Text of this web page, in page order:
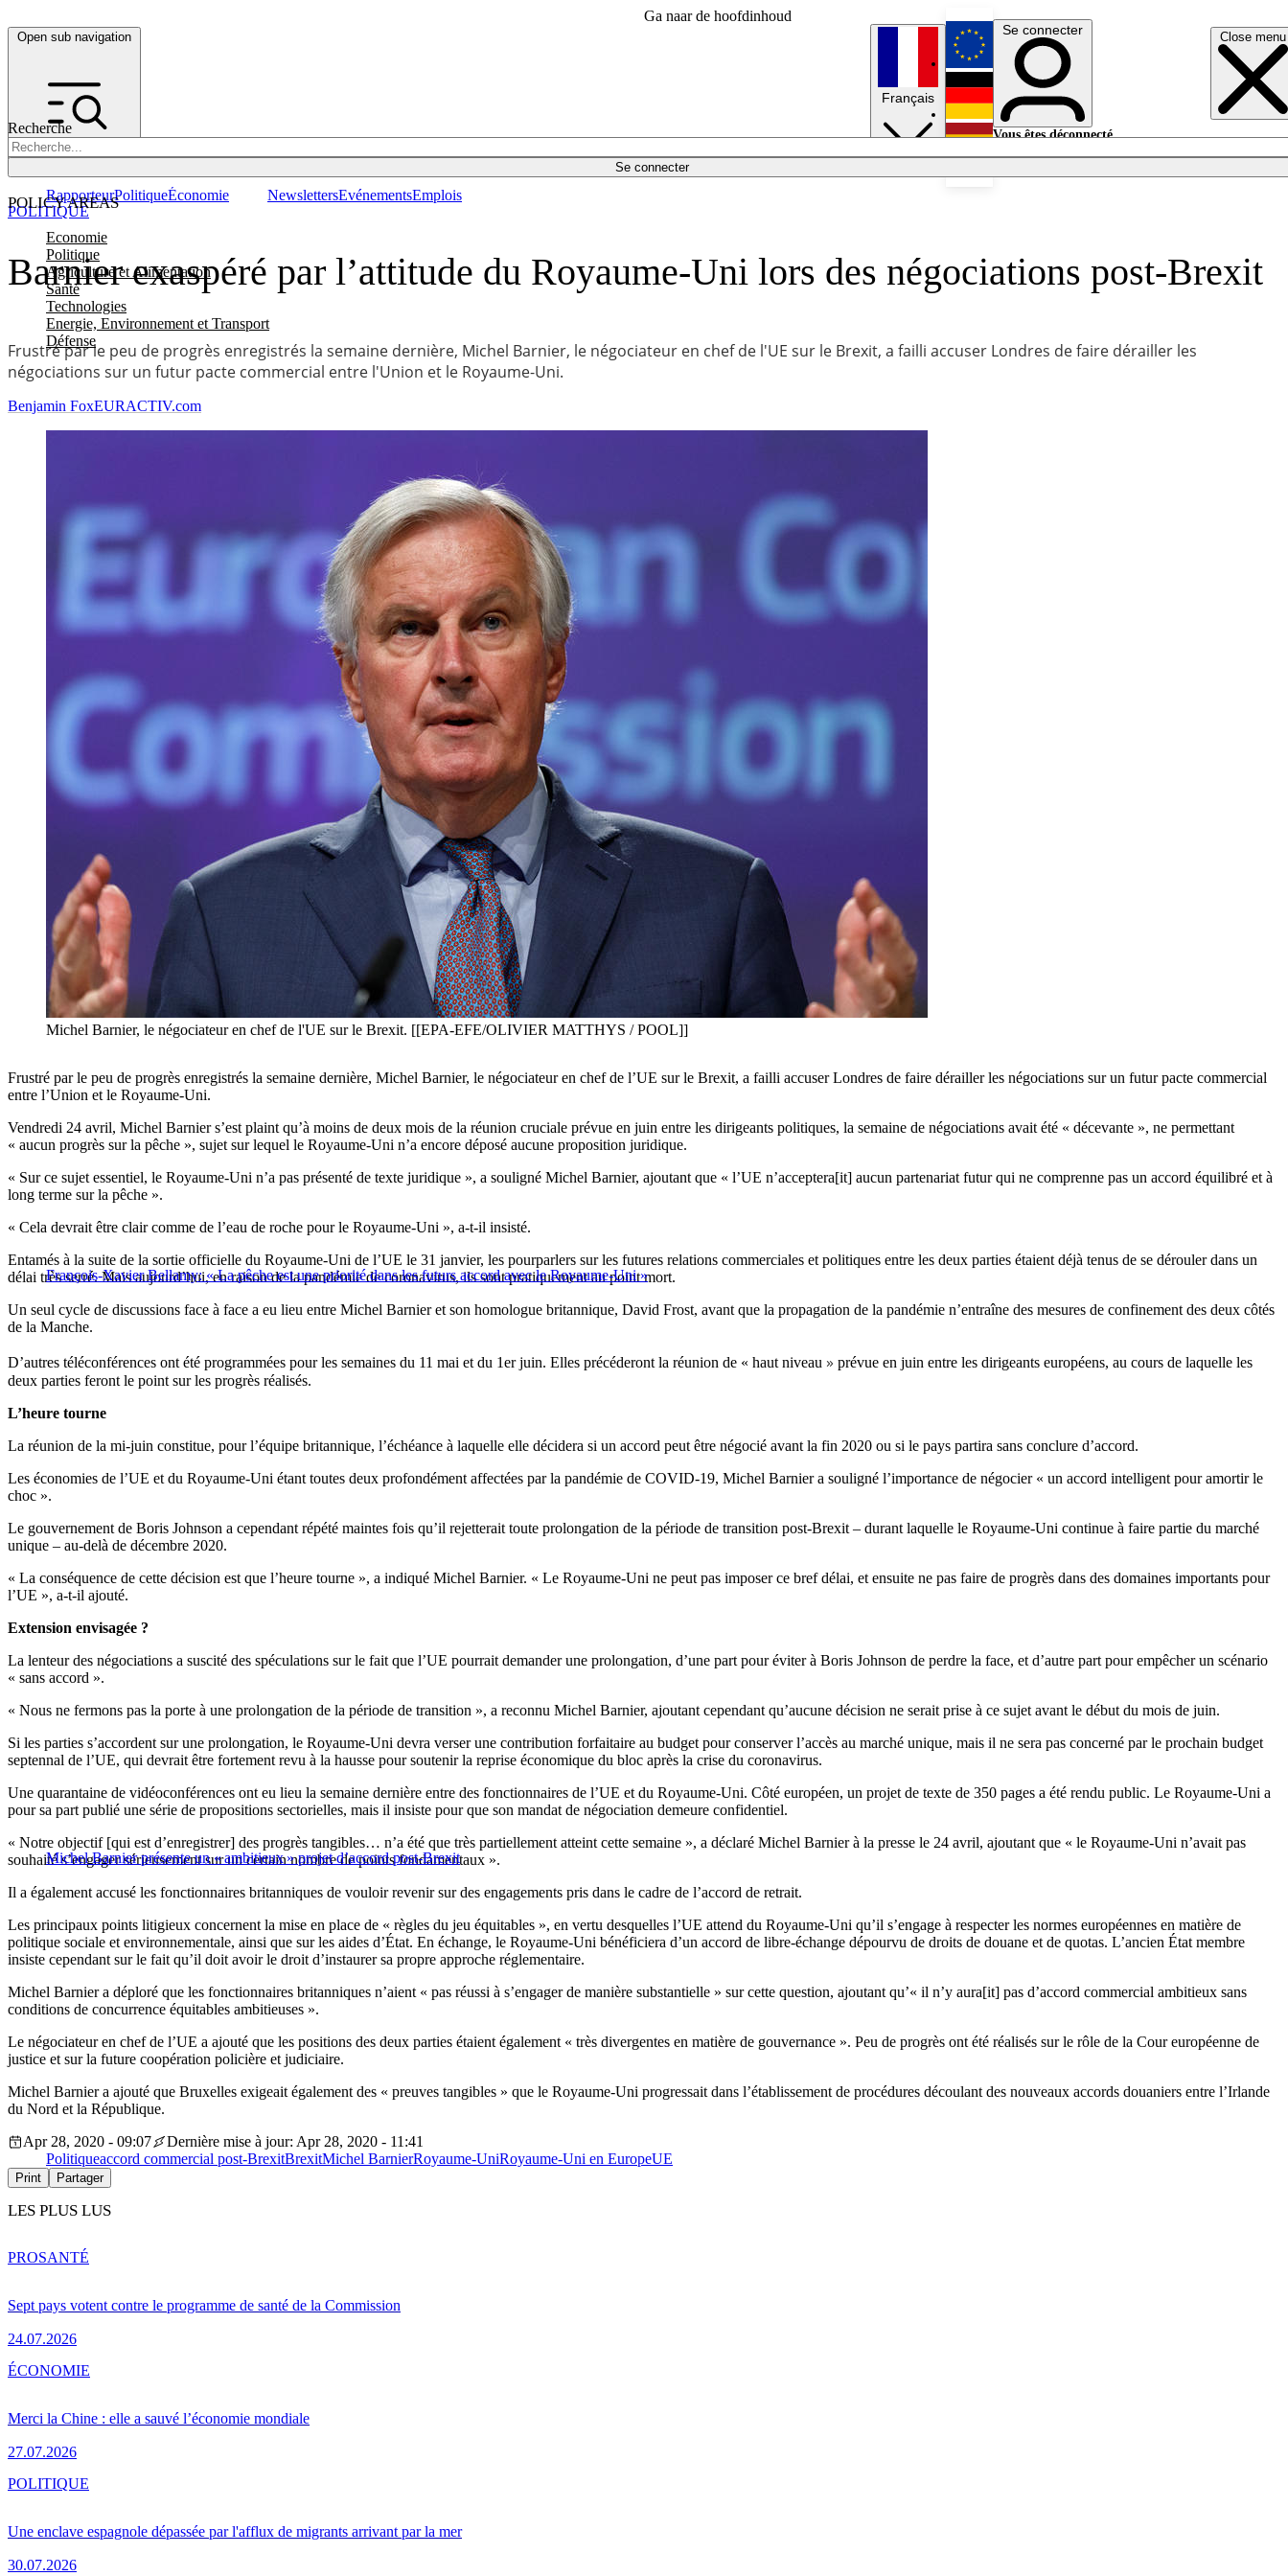
Ga naar de hoofdinhoud
Open sub navigation Close menu
Recherche
Se connecter
POLICY AREAS
Economie
Politique
Agriculture et Alimentation
Santé
Technologies
Energie, Environnement et Transport
Défense
RapporteurPolitiqueÉconomie NewslettersEvénementsEmplois
Français
English
Deutsch
Se connecter
Vous êtes déconnecté.
Barnier exaspéré par l’attitude du Royaume-Uni lors des négociations post-Brexit
Frustré par le peu de progrès enregistrés la semaine dernière, Michel Barnier, le négociateur en chef de l'UE sur le Brexit, a failli accuser Londres de faire dérailler les
négociations sur un futur pacte commercial entre l'Union et le Royaume-Uni.
POLITIQUE
Benjamin FoxEURACTIV.com
Michel Barnier, le négociateur en chef de l'UE sur le Brexit. [[EPA-EFE/OLIVIER MATTHYS / POOL]]
Frustré par le peu de progrès enregistrés la semaine dernière, Michel Barnier, le négociateur en chef de l’UE sur le Brexit, a failli accuser Londres de faire dérailler les négociations sur un futur pacte commercial
entre l’Union et le Royaume-Uni.
Vendredi 24 avril, Michel Barnier s’est plaint qu’à moins de deux mois de la réunion cruciale prévue en juin entre les dirigeants politiques, la semaine de négociations avait été « décevante », ne permettant
« aucun progrès sur la pêche », sujet sur lequel le Royaume-Uni n’a encore déposé aucune proposition juridique.
« Sur ce sujet essentiel, le Royaume-Uni n’a pas présenté de texte juridique », a souligné Michel Barnier, ajoutant que « l’UE n’acceptera[it] aucun partenariat futur qui ne comprenne pas un accord équilibré et à
long terme sur la pêche ».
« Cela devrait être clair comme de l’eau de roche pour le Royaume-Uni », a-t-il insisté.
François-Xavier Bellamy: « La pêche est une priorité dans les futurs accord avec le Royaume-Uni »
Entamés à la suite de la sortie officielle du Royaume-Uni de l’UE le 31 janvier, les pourparlers sur les futures relations commerciales et politiques entre les deux parties étaient déjà tenus de se dérouler dans un
délai très serré. Mais aujourd’hui, en raison de la pandémie de coronavirus, ils sont pratiquement au point mort.
Un seul cycle de discussions face à face a eu lieu entre Michel Barnier et son homologue britannique, David Frost, avant que la propagation de la pandémie n’entraîne des mesures de confinement des deux côtés
de la Manche.
D’autres téléconférences ont été programmées pour les semaines du 11 mai et du 1er juin. Elles précéderont la réunion de « haut niveau » prévue en juin entre les dirigeants européens, au cours de laquelle les
deux parties feront le point sur les progrès réalisés.
L’heure tourne
La réunion de la mi-juin constitue, pour l’équipe britannique, l’échéance à laquelle elle décidera si un accord peut être négocié avant la fin 2020 ou si le pays partira sans conclure d’accord.
Les économies de l’UE et du Royaume-Uni étant toutes deux profondément affectées par la pandémie de COVID-19, Michel Barnier a souligné l’importance de négocier « un accord intelligent pour amortir le
choc ».
Le gouvernement de Boris Johnson a cependant répété maintes fois qu’il rejetterait toute prolongation de la période de transition post-Brexit – durant laquelle le Royaume-Uni continue à faire partie du marché
unique – au-delà de décembre 2020.
« La conséquence de cette décision est que l’heure tourne », a indiqué Michel Barnier. « Le Royaume-Uni ne peut pas imposer ce bref délai, et ensuite ne pas faire de progrès dans des domaines importants pour
l’UE », a-t-il ajouté.
Extension envisagée ?
La lenteur des négociations a suscité des spéculations sur le fait que l’UE pourrait demander une prolongation, d’une part pour éviter à Boris Johnson de perdre la face, et d’autre part pour empêcher un scénario
« sans accord ».
« Nous ne fermons pas la porte à une prolongation de la période de transition », a reconnu Michel Barnier, ajoutant cependant qu’aucune décision ne serait prise à ce sujet avant le début du mois de juin.
Si les parties s’accordent sur une prolongation, le Royaume-Uni devra verser une contribution forfaitaire au budget pour conserver l’accès au marché unique, mais il ne sera pas concerné par le prochain budget
septennal de l’UE, qui devrait être fortement revu à la hausse pour soutenir la reprise économique du bloc après la crise du coronavirus.
Une quarantaine de vidéoconférences ont eu lieu la semaine dernière entre des fonctionnaires de l’UE et du Royaume-Uni. Côté européen, un projet de texte de 350 pages a été rendu public. Le Royaume-Uni a
pour sa part publié une série de propositions sectorielles, mais il insiste pour que son mandat de négociation demeure confidentiel.
Michel Barnier présente un « ambitieux » projet d’accord post-Brexit
« Notre objectif [qui est d’enregistrer] des progrès tangibles… n’a été que très partiellement atteint cette semaine », a déclaré Michel Barnier à la presse le 24 avril, ajoutant que « le Royaume-Uni n’avait pas
souhaité s’engager sérieusement sur un certain nombre de points fondamentaux ».
Il a également accusé les fonctionnaires britanniques de vouloir revenir sur des engagements pris dans le cadre de l’accord de retrait.
Les principaux points litigieux concernent la mise en place de « règles du jeu équitables », en vertu desquelles l’UE attend du Royaume-Uni qu’il s’engage à respecter les normes européennes en matière de
politique sociale et environnementale, ainsi que sur les aides d’État. En échange, le Royaume-Uni bénéficiera d’un accord de libre-échange dépourvu de droits de douane et de quotas. L’ancien État membre
insiste cependant sur le fait qu’il doit avoir le droit d’instaurer sa propre approche réglementaire.
Michel Barnier a déploré que les fonctionnaires britanniques n’aient « pas réussi à s’engager de manière substantielle » sur cette question, ajoutant qu’« il n’y aura[it] pas d’accord commercial ambitieux sans
conditions de concurrence équitables ambitieuses ».
Le négociateur en chef de l’UE a ajouté que les positions des deux parties étaient également « très divergentes en matière de gouvernance ». Peu de progrès ont été réalisés sur le rôle de la Cour européenne de
justice et sur la future coopération policière et judiciaire.
Michel Barnier a ajouté que Bruxelles exigeait également des « preuves tangibles » que le Royaume-Uni progressait dans l’établissement de procédures découlant des nouveaux accords douaniers entre l’Irlande
du Nord et la République.
Apr 28, 2020 - 09:07
Dernière mise à jour: Apr 28, 2020 - 11:41
Politiqueaccord commercial post-BrexitBrexitMichel BarnierRoyaume-UniRoyaume-Uni en EuropeUE
Print Partager
LES PLUS LUS
Sept pays votent contre le programme de santé de la Commission
24.07.2026
PROSANTÉ
Merci la Chine : elle a sauvé l’économie mondiale
27.07.2026
ÉCONOMIE
Une enclave espagnole dépassée par l'afflux de migrants arrivant par la mer
30.07.2026
POLITIQUE